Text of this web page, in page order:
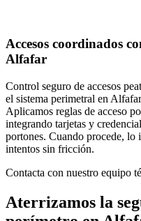
Accesos coordinados
Alfafar
Control seguro de accesos
el sistema perimetral en
Aplicamos reglas de acceso
integrando tarjetas y
portones. Cuando procede,
intentos sin fricción.
Contacta con nuestro equipo
Aterrizamos la